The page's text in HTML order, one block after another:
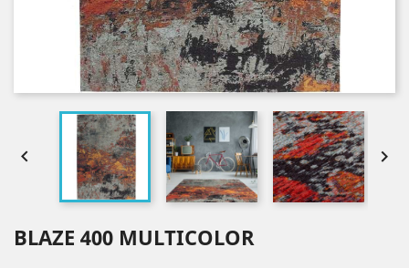
 
BLAZE 400 MULTICOLOR